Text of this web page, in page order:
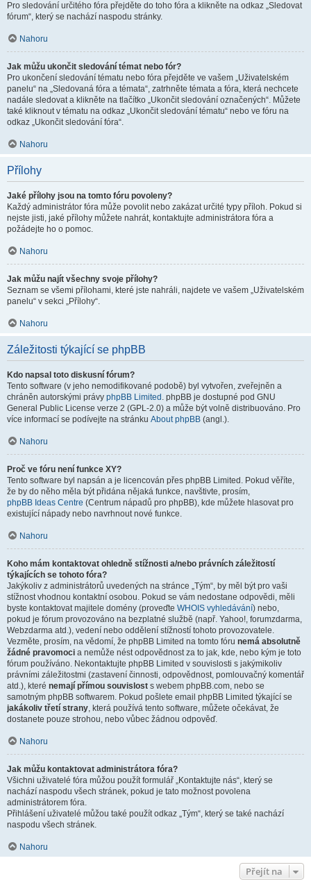
Pro sledování určitého fóra přejděte do toho fóra a klikněte na odkaz „Sledovat
fórum“, který se nachází naspodu stránky.
Nahoru
Jak můžu ukončit sledování témat nebo fór?
Pro ukončení sledování tématu nebo fóra přejděte ve vašem „Uživatelském
panelu“ na „Sledovaná fóra a témata“, zatrhněte témata a fóra, která nechcete
nadále sledovat a klikněte na tlačítko „Ukončit sledování označených“. Můžete
také kliknout v tématu na odkaz „Ukončit sledování tématu“ nebo ve fóru na
odkaz „Ukončit sledování fóra“.
Nahoru
Přílohy
Jaké přílohy jsou na tomto fóru povoleny?
Každý administrátor fóra může povolit nebo zakázat určité typy příloh. Pokud si
nejste jisti, jaké přílohy můžete nahrát, kontaktujte administrátora fóra a
požádejte ho o pomoc.
Nahoru
Jak můžu najít všechny svoje přílohy?
Seznam se všemi přílohami, které jste nahráli, najdete ve vašem „Uživatelském
panelu“ v sekci „Přílohy“.
Nahoru
Záležitosti týkající se phpBB
Kdo napsal toto diskusní fórum?
Tento software (v jeho nemodifikované podobě) byl vytvořen, zveřejněn a
chráněn autorskými právy phpBB Limited . phpBB je dostupné pod GNU
General Public License verze 2 (GPL-2.0) a může být volně distribuováno. Pro
více informací se podívejte na stránku About phpBB (angl.).
Nahoru
Proč ve fóru není funkce XY?
Tento software byl napsán a je licencován přes phpBB Limited. Pokud věříte,
že by do něho měla být přidána nějaká funkce, navštivte, prosím,
phpBB Ideas Centre (Centrum nápadů pro phpBB), kde můžete hlasovat pro
existující nápady nebo navrhnout nové funkce.
Nahoru
Koho mám kontaktovat ohledně stížnosti a/nebo právních záležitostí
týkajících se tohoto fóra?
Jakýkoliv z administrátorů uvedených na stránce „Tým“, by měl být pro vaši
stížnost vhodnou kontaktní osobou. Pokud se vám nedostane odpovědi, měli
byste kontaktovat majitele domény (proveďte WHOIS vyhledávání) nebo,
pokud je fórum provozováno na bezplatné službě (např. Yahoo!, forumzdarma,
Webzdarma atd.), vedení nebo oddělení stížností tohoto provozovatele.
Vezměte, prosím, na vědomí, že phpBB Limited na tomto fóru nemá absolutně
žádné pravomoci a nemůže nést odpovědnost za to jak, kde, nebo kým je toto
fórum používáno. Nekontaktujte phpBB Limited v souvislosti s jakýmikoliv
právními záležitostmi (zastavení činnosti, odpovědnost, pomlouvačný komentář
atd.), které nemají přímou souvislost s webem phpBB.com, nebo se
samotným phpBB softwarem. Pokud pošlete email phpBB Limited týkající se
jakákoliv třetí strany, která používá tento software, můžete očekávat, že
dostanete pouze strohou, nebo vůbec žádnou odpověď.
Nahoru
Jak můžu kontaktovat administrátora fóra?
Všichni uživatelé fóra můžou použít formulář „Kontaktujte nás“, který se
nachází naspodu všech stránek, pokud je tato možnost povolena
administrátorem fóra.
Přihlášení uživatelé můžou také použít odkaz „Tým“, který se také nachází
naspodu všech stránek.
Nahoru
Přejít na